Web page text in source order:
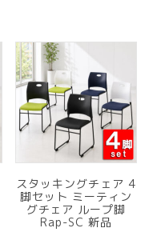
で
す。
スタッキングチェア 4
脚セット ミーティン
グチェア ループ脚
Rap-SC 新品